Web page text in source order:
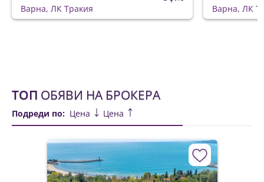
Варна, ЛК Тракия
Варна, ЛК
ТОП ОБЯВИ НА БРОКЕРА
Подреди по: Цена Цена